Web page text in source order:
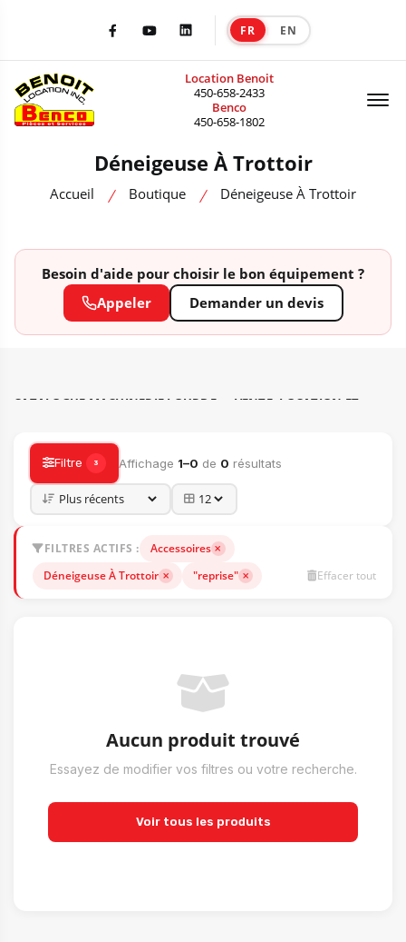
FacebookYoutubeLinkedIn FR EN
Location Benoit
450-658-2433
Benco
450-658-1802
Déneigeuse À Trottoir
Accueil Boutique Déneigeuse À Trottoir
Besoin d'aide pour choisir le bon équipement ?
Appeler
Demander un devis
CATALOGUE MACHINERIE LOURDE — VENTE, LOCATION ET
Filtre 3 Affichage 1–0 de 0 résultats
FILTRES ACTIFS :
Accessoires
Déneigeuse À Trottoir
"reprise" Effacer tout
Aucun produit trouvé
Essayez de modifier vos filtres ou votre recherche.
Voir tous les produits